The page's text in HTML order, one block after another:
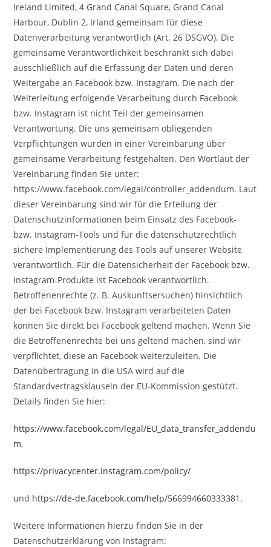
Ireland Limited, 4 Grand Canal Square, Grand Canal
Harbour, Dublin 2, Irland gemeinsam für diese
Datenverarbeitung verantwortlich (Art. 26 DSGVO). Die
gemeinsame Verantwortlichkeit beschränkt sich dabei
ausschließlich auf die Erfassung der Daten und deren
Weitergabe an Facebook bzw. Instagram. Die nach der
Weiterleitung erfolgende Verarbeitung durch Facebook
bzw. Instagram ist nicht Teil der gemeinsamen
Verantwortung. Die uns gemeinsam obliegenden
Verpflichtungen wurden in einer Vereinbarung über
gemeinsame Verarbeitung festgehalten. Den Wortlaut der
Vereinbarung finden Sie unter:
https://www.facebook.com/legal/controller_addendum. Laut
dieser Vereinbarung sind wir für die Erteilung der
Datenschutzinformationen beim Einsatz des Facebook-
bzw. Instagram-Tools und für die datenschutzrechtlich
sichere Implementierung des Tools auf unserer Website
verantwortlich. Für die Datensicherheit der Facebook bzw.
Instagram-Produkte ist Facebook verantwortlich.
Betroffenenrechte (z. B. Auskunftsersuchen) hinsichtlich
der bei Facebook bzw. Instagram verarbeiteten Daten
können Sie direkt bei Facebook geltend machen. Wenn Sie
die Betroffenenrechte bei uns geltend machen, sind wir
verpflichtet, diese an Facebook weiterzuleiten. Die
Datenübertragung in die USA wird auf die
Standardvertragsklauseln der EU-Kommission gestützt.
Details finden Sie hier:
https://www.facebook.com/legal/EU_data_transfer_addendu
m,
https://privacycenter.instagram.com/policy/
und https://de-de.facebook.com/help/566994660333381 .
Weitere Informationen hierzu finden Sie in der
Datenschutzerklärung von Instagram: